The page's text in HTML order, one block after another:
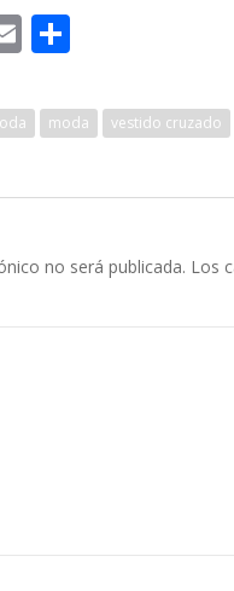
E
ai
l
m
p
ar
r
moda vestido cruzado
no será publicada. Los